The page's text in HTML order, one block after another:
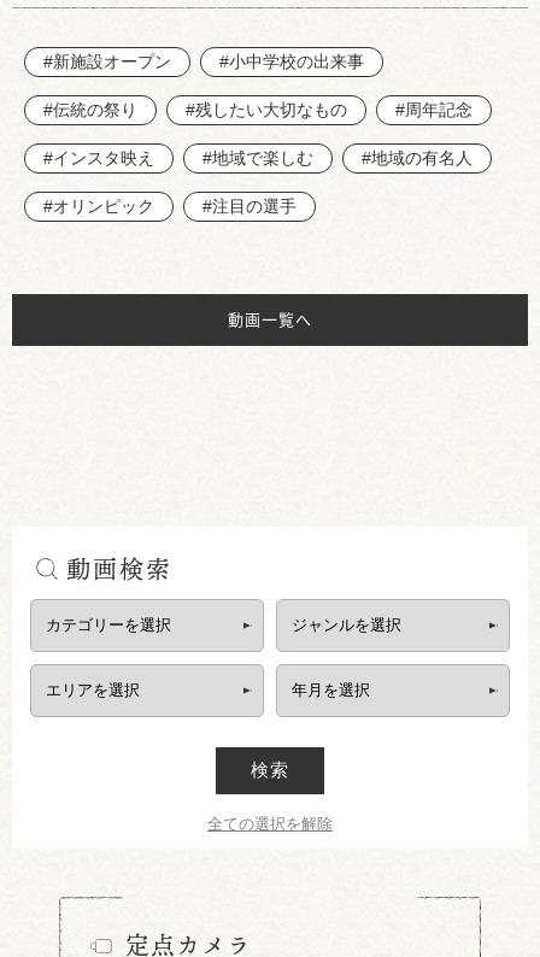
#新施設オープン #小中学校の出来事
#伝統の祭り #残したい大切なもの #周年記念
#インスタ映え #地域で楽しむ #地域の有名人
#オリンピック #注目の選手
動画一覧へ
動画検索
検索
全ての選択を解除
定点カメラ